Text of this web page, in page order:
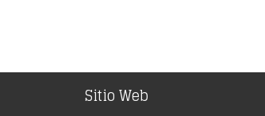
Sitio Web